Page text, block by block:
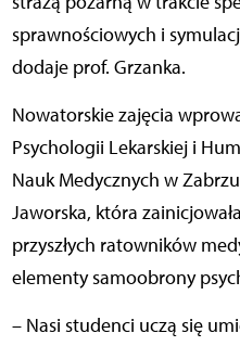
sprawnościowych i
dodaje prof. Grzanka.
Nowatorskie zajęcia
Psychologii Lekarskiej i
Nauk Medycznych w
Jaworska, która
przyszłych ratowników
elementy samoobrony
– Nasi studenci uczą się